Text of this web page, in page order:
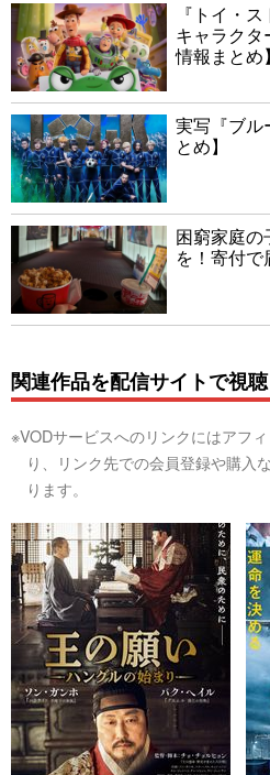
『トイ・
キャラク
情報まとめ】
実写『ブル
とめ】
困窮家庭の
を！寄付で
関連作品を配信サイトで視聴
※VODサービスへのリンクにはアフ
り、リンク先での会員登録や購入
ります。